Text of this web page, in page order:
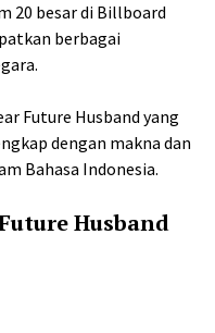
20 besar di Billboard
berbagai
Future Husband yang
dengan makna dan
Bahasa Indonesia.
Husband